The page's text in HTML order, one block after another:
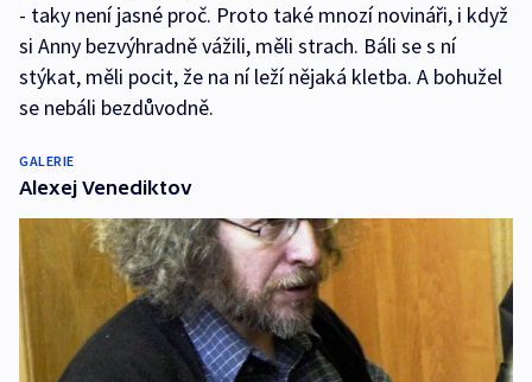
- taky není jasné proč. Proto také mnozí novináři, i když
si Anny bezvýhradně vážili, měli strach. Báli se s ní
stýkat, měli pocit, že na ní leží nějaká kletba. A bohužel
se nebáli bezdůvodně.
GALERIE
Alexej Venediktov